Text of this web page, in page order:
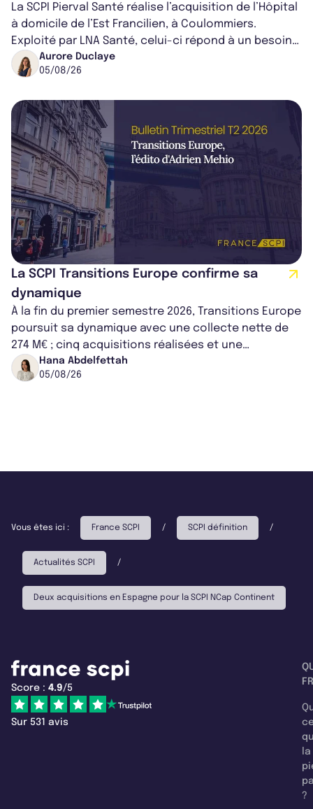
La SCPI Pierval Santé réalise l’acquisition de l’Hôpital
à domicile de l’Est Francilien, à Coulommiers.
Exploité par LNA Santé, celui-ci répond à un besoin
médical croissant, qui s...
Aurore Duclaye
05/08/26
La SCPI Transitions Europe confirme sa
dynamique
À la fin du premier semestre 2026, Transitions Europe
poursuit sa dynamique avec une collecte nette de
274 M€ ; cinq acquisitions réalisées et une
capitalisation portée à 1,38 Md€....
Hana Abdelfettah
05/08/26
Vous êtes ici : France SCPI / SCPI définition /
Actualités SCPI /
Deux acquisitions en Espagne pour la SCPI NCap Continent
Score : 4.9/5
Sur 531 avis
la
?